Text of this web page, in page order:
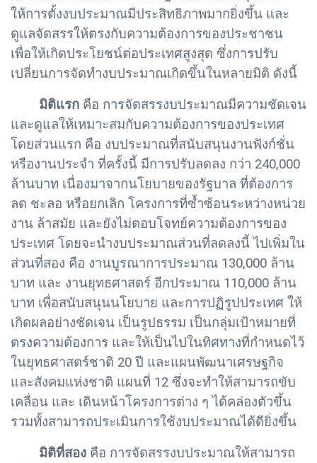
ให้การตั้งงบประมาณมีประสิทธิภาพมากยิ่งขึ้น และ
ดูแลจัดสรรให้ตรงกับความต้องการของประชาชน
เพื่อให้เกิดประโยชน์ต่อประเทศสูงสุด ซึ่งการปรับ
เปลี่ยนการจัดทำงบประมาณเกิดขึ้นในหลายมิติ ดังนี้
มิติแรก คือ การจัดสรรงบประมาณมีความชัดเจน
และดูแลให้เหมาะสมกับความต้องการของประเทศ
โดยส่วนแรก คือ งบประมาณที่สนับสนุนงานฟังก์ชั่น
หรืองานประจำ ที่ครั้งนี้ มีการปรับลดลง กว่า 240,000
ล้านบาท เนื่องมาจากนโยบายของรัฐบาล ที่ต้องการ
ลด ชะลอ หรือยกเลิก โครงการที่ซ้ำซ้อนระหว่างหน่วย
งาน ล้าสมัย และยังไม่ตอบโจทย์ความต้องการของ
ประเทศ โดยจะนำงบประมาณส่วนที่ลดลงนี้ ไปเพิ่มใน
ส่วนที่สอง คือ งานบูรณาการประมาณ 130,000 ล้าน
บาท และ งานยุทธศาสตร์ อีกประมาณ 110,000 ล้าน
บาท เพื่อสนับสนุนนโยบาย และการปฏิรูปประเทศ ให้
เกิดผลอย่างชัดเจน เป็นรูปธรรม เป็นกลุ่มเป้าหมายที่
ตรงความต้องการ และให้เป็นไปในทิศทางที่กำหนดไว้
ในยุทธศาสตร์ชาติ 20 ปี และแผนพัฒนาเศรษฐกิจ
และสังคมแห่งชาติ แผนที่ 12 ซึ่งจะทำให้สามารถขับ
เคลื่อน และ เดินหน้าโครงการต่าง ๆ ได้คล่องตัวขึ้น
รวมทั้งสามารถประเมินการใช้งบประมาณได้ดียิ่งขึ้น
มิติที่สอง คือ การจัดสรรงบประมาณให้สามารถ